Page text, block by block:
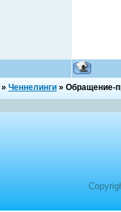
» Ченнелинги » Обращение-